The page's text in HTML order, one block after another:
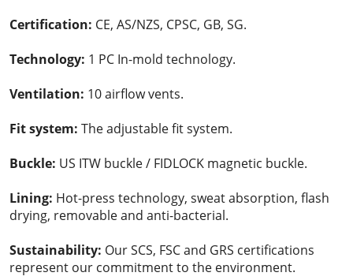
Certification: CE, AS/NZS, CPSC, GB, SG.
Technology: 1 PC In-mold technology.
Ventilation: 10 airflow vents.
Fit system: The adjustable fit system.
Buckle: US ITW buckle / FIDLOCK magnetic buckle.
Lining: Hot-press technology, sweat absorption, flash
drying, removable and anti-bacterial.
Sustainability: Our SCS, FSC and GRS certifications
represent our commitment to the environment.